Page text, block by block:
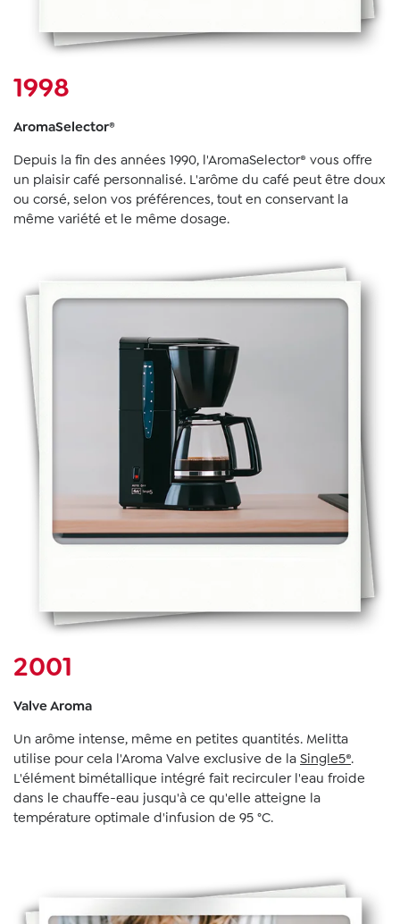
1998
AromaSelector®
Depuis la fin des années 1990, l'AromaSelector® vous offre
un plaisir café personnalisé. L'arôme du café peut être doux
ou corsé, selon vos préférences, tout en conservant la
même variété et le même dosage.
2001
Valve Aroma
Un arôme intense, même en petites quantités. Melitta
utilise pour cela l'Aroma Valve exclusive de la Single5®.
L'élément bimétallique intégré fait recirculer l'eau froide
dans le chauffe-eau jusqu'à ce qu'elle atteigne la
température optimale d'infusion de 95 °C.